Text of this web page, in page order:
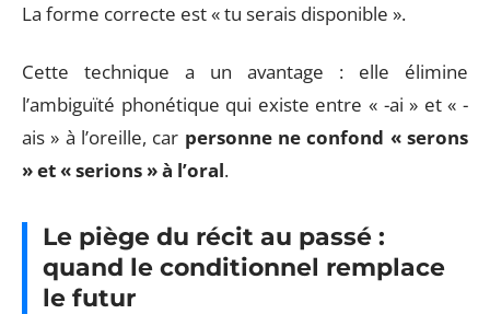
La forme correcte est « tu serais disponible ».
Cette technique a un avantage : elle élimine
l’ambiguïté phonétique qui existe entre « -ai » et « -
ais » à l’oreille, car personne ne confond « serons
» et « serions » à l’oral.
Le piège du récit au passé :
quand le conditionnel remplace
le futur